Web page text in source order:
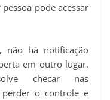
pode acessar
não há notificação
em outro lugar.
checar nas
o controle e